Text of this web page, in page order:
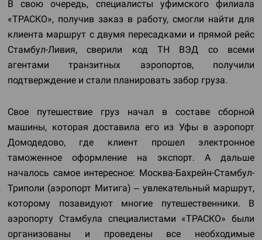
В свою очередь, специалисты уфимского филиала
«ТРАСКО», получив заказ в работу, смогли найти для
клиента маршрут с двумя пересадками и прямой рейс
Стамбул-Ливия, сверили код ТН ВЭД со всеми
агентами транзитных аэропортов, получили
подтверждение и стали планировать забор груза.
Свое путешествие груз начал в составе сборной
машины, которая доставила его из Уфы в аэропорт
Домодедово, где клиент прошел электронное
таможенное оформление на экспорт. А дальше
началось самое интересное: Москва-Бахрейн-Стамбул-
Триполи (аэропорт Митига) – увлекательный маршрут,
которому позавидуют многие путешественники. В
аэропорту Стамбула специалистами «ТРАСКО» были
организованы и проведены все необходимые